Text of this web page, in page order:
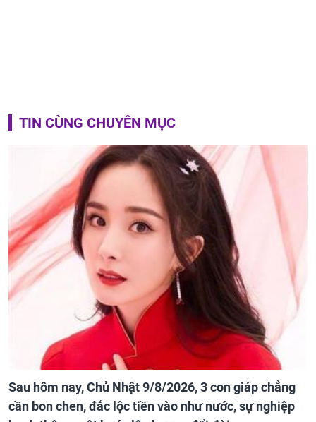
TIN CÙNG CHUYÊN MỤC
Sau hôm nay, Chủ Nhật 9/8/2026, 3 con giáp chẳng
cần bon chen, đắc lộc tiền vào như nước, sự nghiệp